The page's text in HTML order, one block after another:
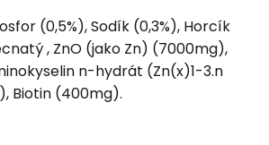
(0,5%), Sodík (0,3%), Horcík
, ZnO (jako Zn) (7000mg),
n-hydrát (Zn(x)1-3.n
Biotin (400mg).